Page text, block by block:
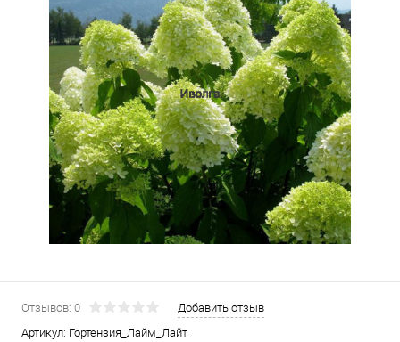
Отзывов: 0
Добавить отзыв
Артикул: Гортензия_Лайм_Лайт